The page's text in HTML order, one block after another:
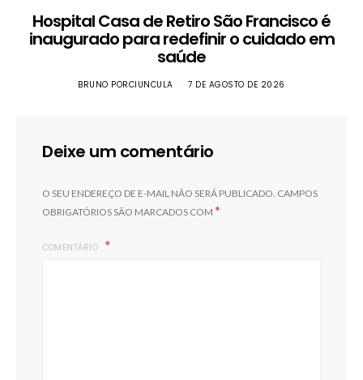
Hospital Casa de Retiro São Francisco é
inaugurado para redefinir o cuidado em
saúde
BRUNO PORCIUNCULA 7 DE AGOSTO DE 2026
Deixe um comentário
O SEU ENDEREÇO DE E-MAIL NÃO SERÁ PUBLICADO. CAMPOS
OBRIGATÓRIOS SÃO MARCADOS COM *
COMENTÁRIO